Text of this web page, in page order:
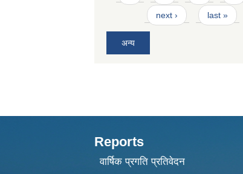
next › last »
अन्य
Reports
वार्षिक प्रगति प्रतिवेदन